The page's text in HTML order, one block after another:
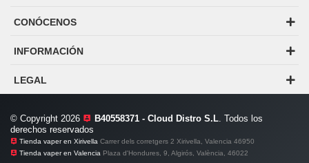
CONÓCENOS
INFORMACIÓN
LEGAL
© Copyright 2026 B40558371 - Cloud Distro S.L. Todos los
derechos reservados
Tienda vaper en Xirivella Carrer dels corretgers 2 Xirivella, Valencia 46950
Tienda vaper en Valencia Plaza d'Hondures, 9, Algirós, València, 46022